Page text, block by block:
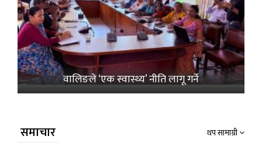
वालिङले ‘एक स्वास्थ्य’ नीति लागू गर्ने
समाचार थप सामाग्री